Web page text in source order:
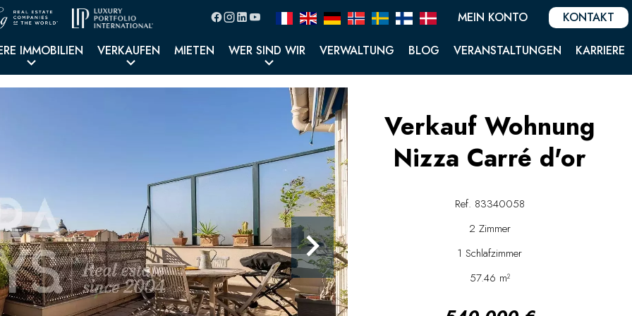
MEIN KONTO KONTAKT
IMMOBILIEN VERKAUFEN MIETEN WER SIND WIR VERWALTUNG BLOG VERANSTALTUNGEN KARRIERE
Verkauf Wohnung
Nizza Carré d'or
Ref. 83340058
2 Zimmer
1 Schlafzimmer
57.46 m²